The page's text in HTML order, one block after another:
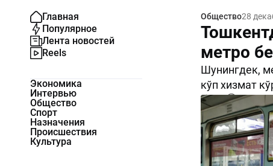
Главная
Популярное
Лента новостей
Reels
Экономика
Интервью
Общество
Спорт
Назначения
Происшествия
Культура
Общество28
метро
Шунингдек,
кўп хизмат
965 0